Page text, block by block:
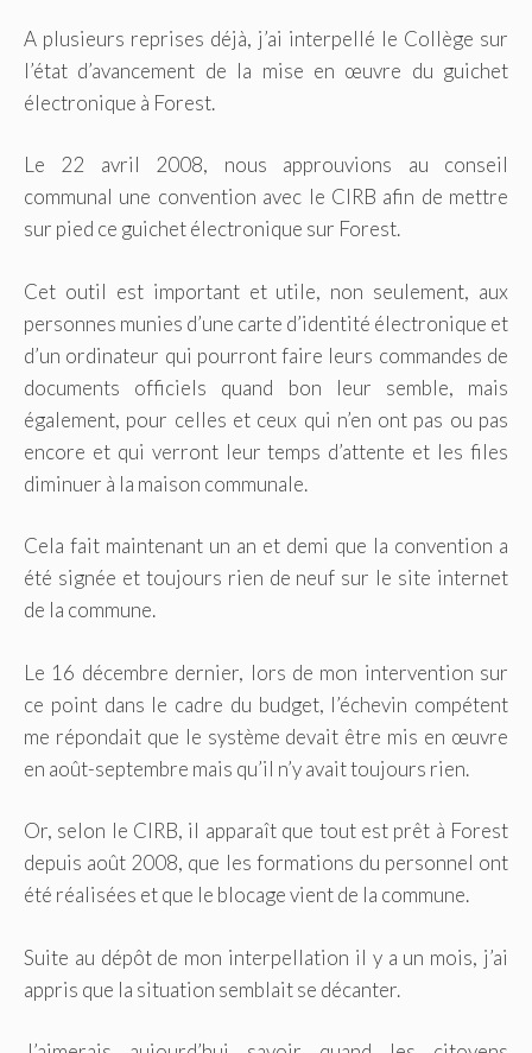
A plusieurs reprises déjà, j’ai interpellé le Collège sur
l’état d’avancement de la mise en œuvre du guichet
électronique à Forest.
Le 22 avril 2008, nous approuvions au conseil
communal une convention avec le CIRB afin de mettre
sur pied ce guichet électronique sur Forest.
Cet outil est important et utile, non seulement, aux
personnes munies d’une carte d’identité électronique et
d’un ordinateur qui pourront faire leurs commandes de
documents officiels quand bon leur semble, mais
également, pour celles et ceux qui n’en ont pas ou pas
encore et qui verront leur temps d’attente et les files
diminuer à la maison communale.
Cela fait maintenant un an et demi que la convention a
été signée et toujours rien de neuf sur le site internet
de la commune.
Le 16 décembre dernier, lors de mon intervention sur
ce point dans le cadre du budget, l’échevin compétent
me répondait que le système devait être mis en œuvre
en août-septembre mais qu’il n’y avait toujours rien.
Or, selon le CIRB, il apparaît que tout est prêt à Forest
depuis août 2008, que les formations du personnel ont
été réalisées et que le blocage vient de la commune.
Suite au dépôt de mon interpellation il y a un mois, j’ai
appris que la situation semblait se décanter.